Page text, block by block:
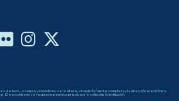
de lucro, siempre y cuando no se la altere, citando la fuente completa y la dirección electrónica
De lo contrario se requiere permiso previo por escrito de la Institución.